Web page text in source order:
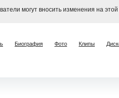
могут вносить изменения на
Биография Фото Клипы